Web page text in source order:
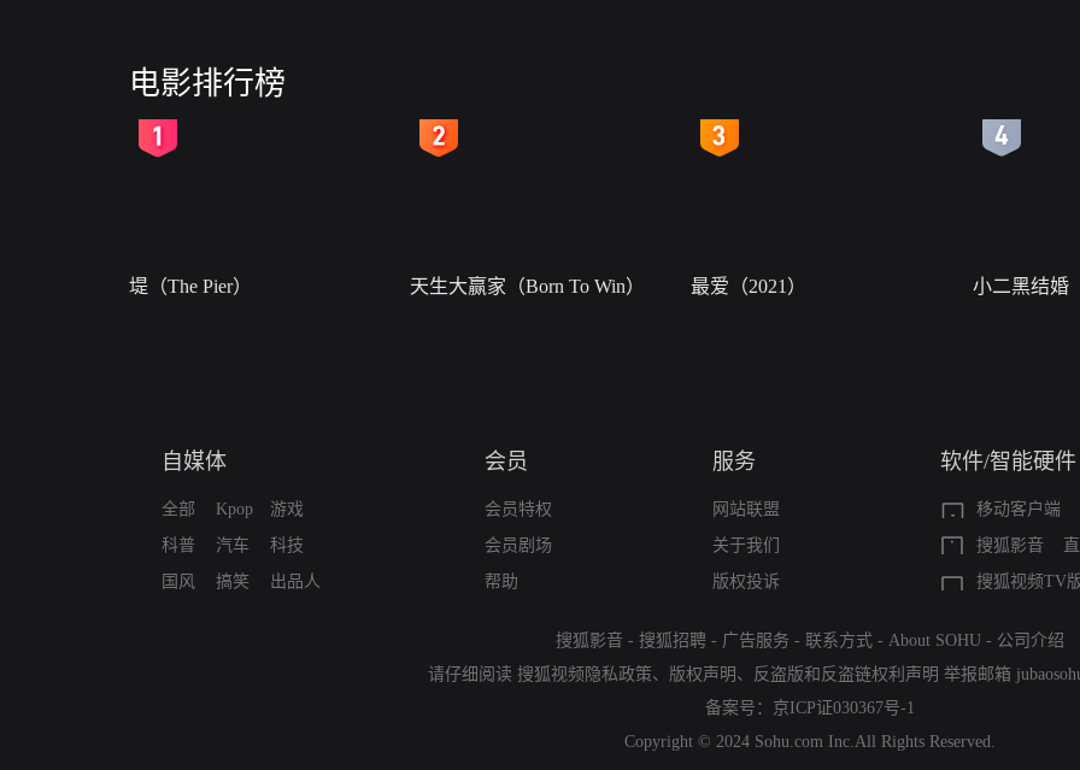
电影排行榜
堤（The Pier） 天生大赢家（Born To Win） 最爱（2021） 小二黑结婚
自媒体
全部
科普
国风
Kpop
汽车
搞笑
游戏
科技
出品人
会员
会员特权
会员剧场
帮助
服务
网站联盟
关于我们
版权投诉
软件/智能硬件
移动客户端
搜狐影音
搜狐视频TV
搜狐影音 - 搜狐招聘 - 广告服务 - 联系方式 - About SOHU - 公司介绍
请仔细阅读 搜狐视频隐私政策、 版权声明 、 反盗版和反盗链权利声明 举报邮箱
备案号： 京ICP证030367号-1
Copyright © 2024 Sohu.com Inc.All Rights Reserved.